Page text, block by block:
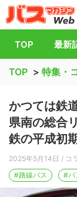
TOP 最新
TOP > 特集・
かつては鉄
県南の総合
鉄の平成初
2025年5月14日 / コ
#路線バス
#バ